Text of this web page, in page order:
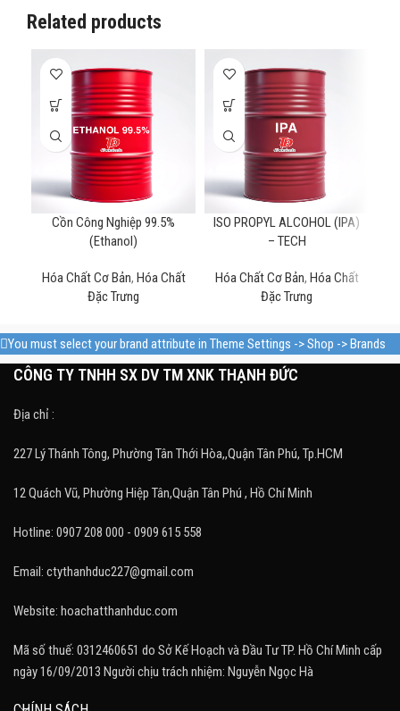
Related products
Cồn Công Nghiệp 99.5%
(Ethanol)
Hóa Chất Cơ Bản, Hóa Chất
Đặc Trưng
ISO PROPYL ALCOHOL (IPA)
– TECH
Hóa Chất Cơ Bản, Hóa Chất
Đặc Trưng
You must select your brand attribute in Theme Settings -> Shop -> Brands
CÔNG TY TNHH SX DV TM XNK THẠNH ĐỨC
Địa chỉ :
227 Lý Thánh Tông, Phường Tân Thới Hòa,,Quận Tân Phú, Tp.HCM
12 Quách Vũ, Phường Hiệp Tân,Quận Tân Phú , Hồ Chí Minh
Hotline: 0907 208 000 - 0909 615 558
Email: ctythanhduc227@gmail.com
Website: hoachatthanhduc.com
Mã số thuế: 0312460651 do Sở Kế Hoạch và Đầu Tư TP. Hồ Chí Minh cấp
ngày 16/09/2013 Người chịu trách nhiệm: Nguyễn Ngọc Hà